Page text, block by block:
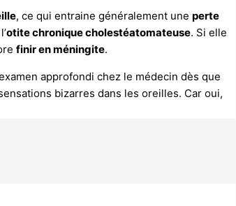
, ce qui entraine généralement une perte
otite chronique cholestéatomateuse. Si elle
finir en méningite.
approfondi chez le médecin dès que
bizarres dans les oreilles. Car oui,